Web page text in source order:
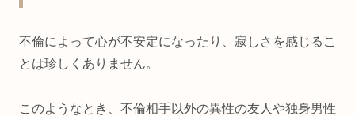
不倫によって心が不安定になったり、寂しさを感じるこ
とは珍しくありません。
このようなとき、不倫相手以外の異性の友人や独身男性